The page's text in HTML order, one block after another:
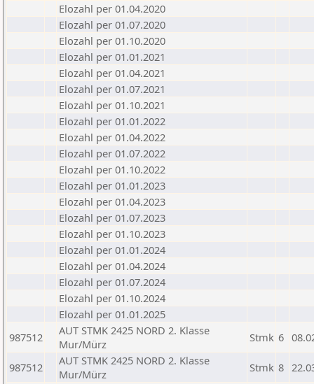
Elozahl per 01.04.2020
Elozahl per 01.07.2020
Elozahl per 01.10.2020
Elozahl per 01.01.2021
Elozahl per 01.04.2021
Elozahl per 01.07.2021
Elozahl per 01.10.2021
Elozahl per 01.01.2022
Elozahl per 01.04.2022
Elozahl per 01.07.2022
Elozahl per 01.10.2022
Elozahl per 01.01.2023
Elozahl per 01.04.2023
Elozahl per 01.07.2023
Elozahl per 01.10.2023
Elozahl per 01.01.2024
Elozahl per 01.04.2024
Elozahl per 01.07.2024
Elozahl per 01.10.2024
Elozahl per 01.01.2025
987512
AUT STMK 2425 NORD 2. Klasse
Mur/Mürz
Stmk 6
987512
AUT STMK 2425 NORD 2. Klasse
Mur/Mürz
Stmk 8